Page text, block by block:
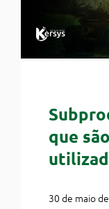
que
30 de maio